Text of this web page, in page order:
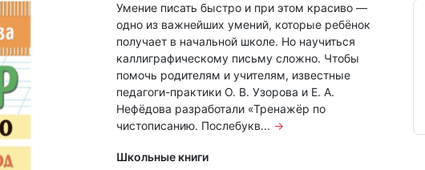
Умение писать быстро и при этом красиво —
одно из важнейших умений, которые ребёнок
получает в начальной школе. Но научиться
каллиграфическому письму сложно. Чтобы
помочь родителям и учителям, известные
педагоги-практики О. В. Узорова и Е. А.
Нефёдова разработали «Тренажёр по
чистописанию. Послебукв... →
Школьные книги